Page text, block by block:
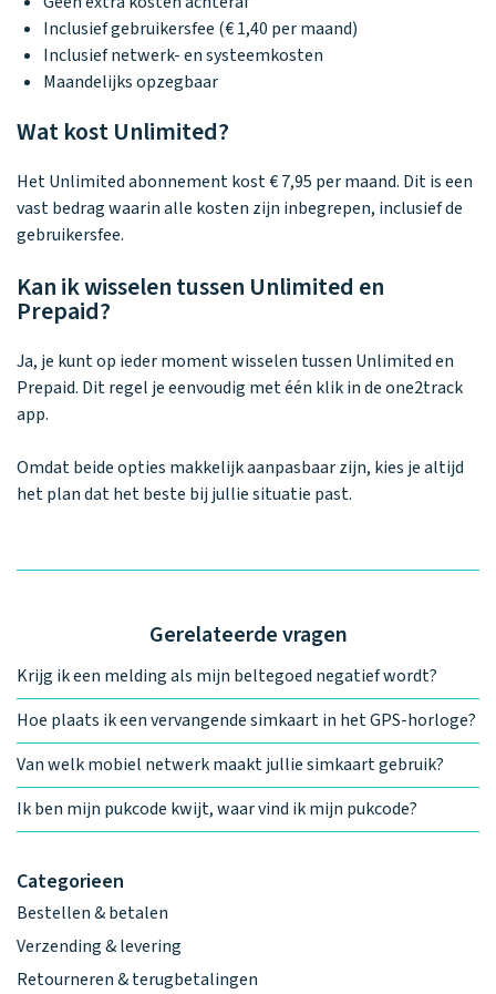
Categorieen
Bestellen & betalen
Verzending & levering
Retourneren & terugbetalingen
Inclusief gebruikersfee (€ 1,40 per maand)
Inclusief netwerk- en systeemkosten
Maandelijks opzegbaar
Wat kost Unlimited?
Het Unlimited abonnement kost € 7,95 per maand. Dit is een
vast bedrag waarin alle kosten zijn inbegrepen, inclusief de
gebruikersfee.
Kan ik wisselen tussen Unlimited en
Prepaid?
Ja, je kunt op ieder moment wisselen tussen Unlimited en
Prepaid. Dit regel je eenvoudig met één klik in de one2track
app.
Omdat beide opties makkelijk aanpasbaar zijn, kies je altijd
het plan dat het beste bij jullie situatie past.
Gerelateerde vragen
Krijg ik een melding als mijn beltegoed negatief wordt?
Hoe plaats ik een vervangende simkaart in het GPS-horloge?
Van welk mobiel netwerk maakt jullie simkaart gebruik?
Ik ben mijn pukcode kwijt, waar vind ik mijn pukcode?